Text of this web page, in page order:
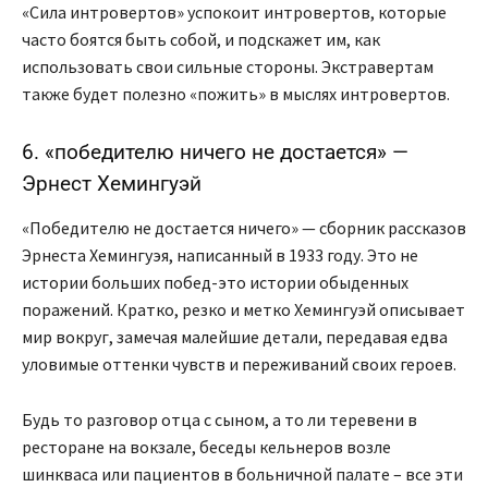
«Сила интровертов» успокоит интровертов, которые
часто боятся быть собой, и подскажет им, как
использовать свои сильные стороны. Экстравертам
также будет полезно «пожить» в мыслях интровертов.
6. «победителю ничего не достается» —
Эрнест Хемингуэй
«Победителю не достается ничего» — сборник рассказов
Эрнеста Хемингуэя, написанный в 1933 году. Это не
истории больших побед-это истории обыденных
поражений. Кратко, резко и метко Хемингуэй описывает
мир вокруг, замечая малейшие детали, передавая едва
уловимые оттенки чувств и переживаний своих героев.
Будь то разговор отца с сыном, а то ли теревени в
ресторане на вокзале, беседы кельнеров возле
шинкваса или пациентов в больничной палате – все эти